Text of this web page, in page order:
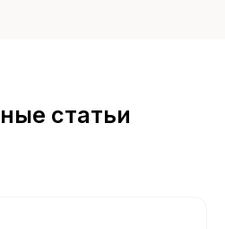
статьи